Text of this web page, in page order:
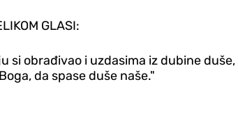
GLASI:
obrađivao i uzdasima iz dubine
da spase duše naše."